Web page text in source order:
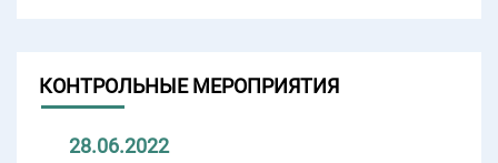
КОНТРОЛЬНЫЕ МЕРОПРИЯТИЯ
28.06.2022